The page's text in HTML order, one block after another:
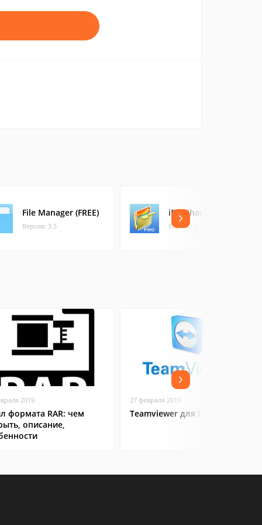
File Manager (FREE)
Версия: 3.5
iPic Sharp Pro
Версия: 1.4.0
2019
формата RAR: чем
описание,
27 февраля 2019
Teamviewer для Ubuntu